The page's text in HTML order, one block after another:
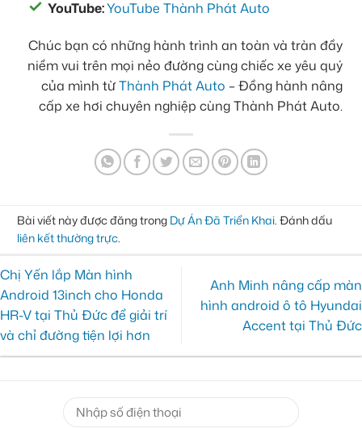
YouTube:YouTube Thành Phát Auto
Chúc bạn có những hành trình an toàn và tràn đầy
niềm vui trên mọi nẻo đường cùng chiếc xe yêu quý
của mình từThành Phát Auto – Đồng hành nâng
cấp xe hơi chuyên nghiệp cùng Thành Phát Auto.
Bài viết này được đăng trong Dự Án Đã Triển Khai. Đánh dấu
liên kết thường trực.
Chị Yến lắp Màn hình
Android 13inch cho Honda
HR-V tại Thủ Đức để giải trí
và chỉ đường tiện lợi hơn
Anh Minh nâng cấp màn
hình android ô tô Hyundai
Accent tại Thủ Đức